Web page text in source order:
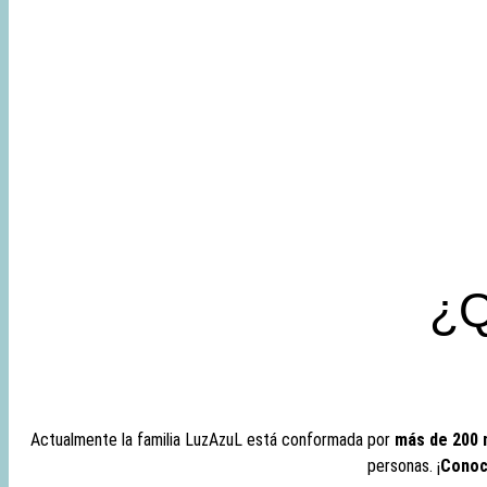
Actualmente la familia LuzAzuL está conformada por más de 200
personas. ¡